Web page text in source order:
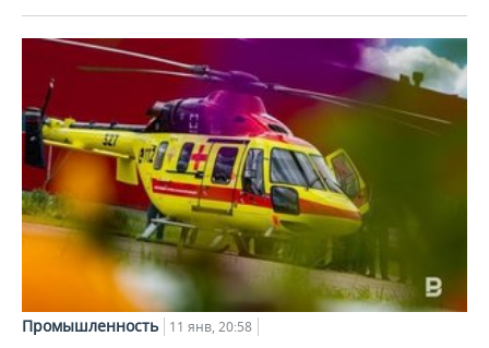
Промышленность 11 янв, 20:58